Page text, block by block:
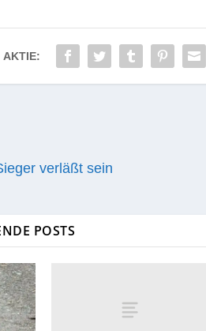
AKTIE:
verläßt sein
POSTS